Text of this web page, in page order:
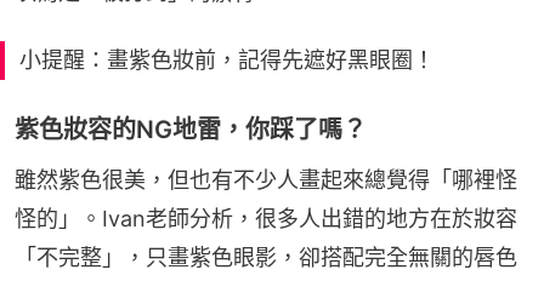
小提醒：畫紫色妝前，記得先遮好黑眼圈！
紫色妝容的NG地雷，你踩了嗎？
雖然紫色很美，但也有不少人畫起來總覺得「哪裡怪
怪的」。Ivan老師分析，很多人出錯的地方在於妝容
「不完整」，只畫紫色眼影，卻搭配完全無關的唇色